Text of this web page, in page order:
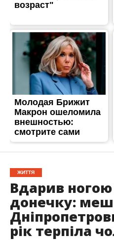
ЖИТТЯ
Вдарив
донечку:
рік терпіла
тирана
Опубліковано 17.10.2023